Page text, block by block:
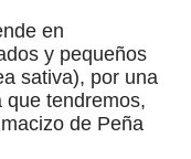
en
y pequeños
sativa), por una
que tendremos,
de Peña